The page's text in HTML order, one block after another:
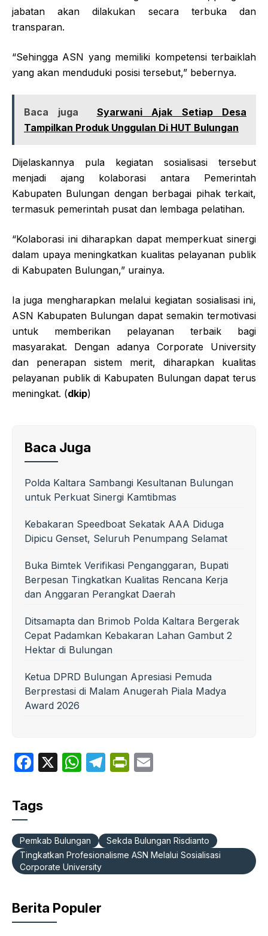
jabatan akan dilakukan secara terbuka dan
transparan.
“Sehingga ASN yang memiliki kompetensi terbaiklah
yang akan menduduki posisi tersebut,” bebernya.
Baca juga
Syarwani Ajak Setiap Desa
Tampilkan Produk Unggulan Di HUT Bulungan
Dijelaskannya pula kegiatan sosialisasi tersebut
menjadi ajang kolaborasi antara Pemerintah
Kabupaten Bulungan dengan berbagai pihak terkait,
termasuk pemerintah pusat dan lembaga pelatihan.
“Kolaborasi ini diharapkan dapat memperkuat sinergi
dalam upaya meningkatkan kualitas pelayanan publik
di Kabupaten Bulungan,” urainya.
Ia juga mengharapkan melalui kegiatan sosialisasi ini,
ASN Kabupaten Bulungan dapat semakin termotivasi
untuk memberikan pelayanan terbaik bagi
masyarakat. Dengan adanya Corporate University
dan penerapan sistem merit, diharapkan kualitas
pelayanan publik di Kabupaten Bulungan dapat terus
meningkat. (dkip)
Baca Juga
Polda Kaltara Sambangi Kesultanan Bulungan
untuk Perkuat Sinergi Kamtibmas
Kebakaran Speedboat Sekatak AAA Diduga
Dipicu Genset, Seluruh Penumpang Selamat
Buka Bimtek Verifikasi Penganggaran, Bupati
Berpesan Tingkatkan Kualitas Rencana Kerja
dan Anggaran Perangkat Daerah
Ditsamapta dan Brimob Polda Kaltara Bergerak
Cepat Padamkan Kebakaran Lahan Gambut 2
Hektar di Bulungan
Ketua DPRD Bulungan Apresiasi Pemuda
Berprestasi di Malam Anugerah Piala Madya
Award 2026
F
c
e
b
o
o
k
X
W
A
p
p
T
a
m
P
ie
n
dl
Tags
Pemkab Bulungan
Sekda Bulungan Risdianto
Tingkatkan Profesionalisme ASN Melalui Sosialisasi
Corporate University
Berita Populer